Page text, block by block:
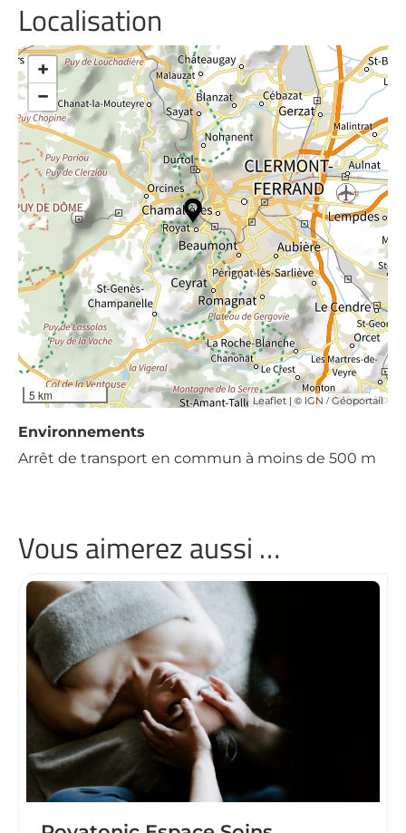
Localisation
+
−
5 km Leaflet | © IGN / Géoportail
Environnements
Arrêt de transport en commun à moins de 500 m
Vous aimerez aussi …